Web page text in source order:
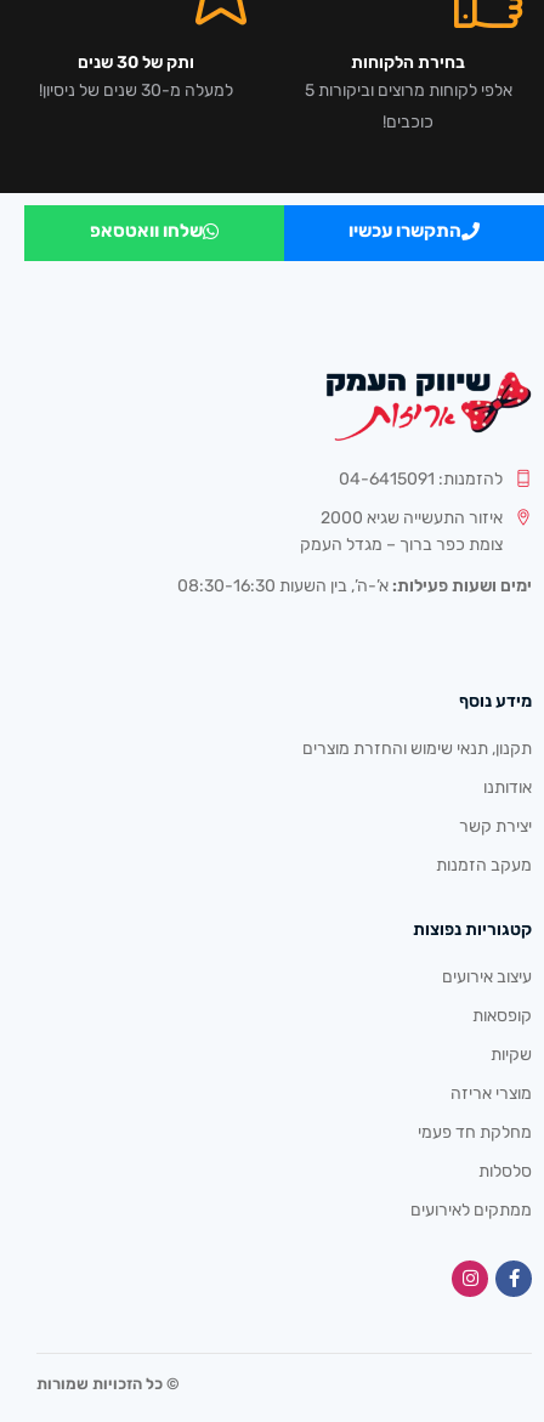
בחירת הלקוחות
אלפי לקוחות מרוצים וביקורות 5
כוכבים!
ותק של 30 שנים
למעלה מ-30 שנים של ניסיון!
התקשרו עכשיו שלחו וואטסאפ
להזמנות: 04-6415091
איזור התעשייה שגיא 2000
צומת כפר ברוך – מגדל העמק
ימים ושעות פעילות: א’-ה’, בין השעות 08:30-16:30
מידע נוסף
תקנון, תנאי שימוש והחזרת מוצרים
אודותנו
יצירת קשר
מעקב הזמנות
קטגוריות נפוצות
עיצוב אירועים
קופסאות
שקיות
מוצרי אריזה
מחלקת חד פעמי
סלסלות
ממתקים לאירועים
© כל הזכויות שמורות